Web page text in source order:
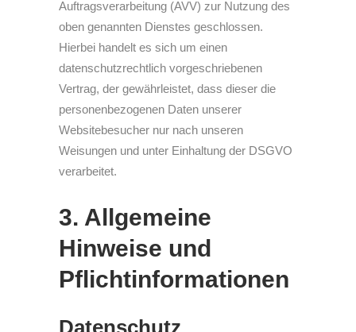
Auftragsverarbeitung (AVV) zur Nutzung des
oben genannten Dienstes geschlossen.
Hierbei handelt es sich um einen
datenschutzrechtlich vorgeschriebenen
Vertrag, der gewährleistet, dass dieser die
personenbezogenen Daten unserer
Websitebesucher nur nach unseren
Weisungen und unter Einhaltung der DSGVO
verarbeitet.
3. Allgemeine
Hinweise und
Pflicht­informationen
Datenschutz